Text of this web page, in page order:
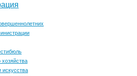
хозяйства
искусства